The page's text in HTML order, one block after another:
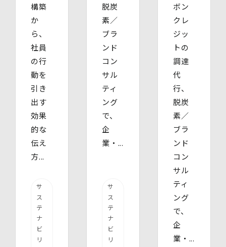
構築
か
ら、
社員
の行
動を
引き
出す
効果
的な
伝え
方...
サ
ス
テ
ナ
ビ
リ
脱炭
素／
ブラ
ンド
コン
サル
ティ
ング
で、
企
業・...
サ
ス
テ
ナ
ビ
リ
ボン
クレ
ジッ
トの
調達
代
行、
脱炭
素／
ブラ
ンド
コン
サル
ティ
ング
で、
企
業・...